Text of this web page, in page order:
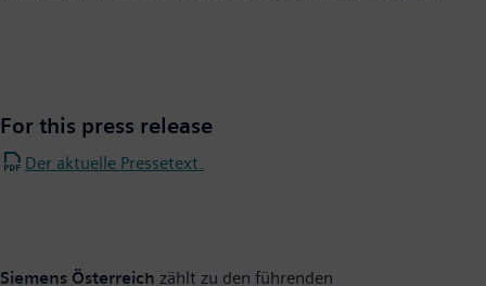
For this press release
Der aktuelle Pressetext.
Siemens Österreich zählt zu den führenden